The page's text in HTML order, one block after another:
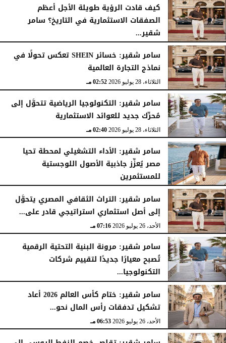
كيف قادت الرؤية طويلة الأجل أعظم
الصفقات الاستثمارية في التاريخ؟ سامر
شقير...
الثلاثاء، 28 يوليو 2026 03:49 مـ
سامر شقير: خسائر SHEIN تعكس تحولًا في
نماذج التجارة العالمية
الثلاثاء، 28 يوليو 2026 02:52 مـ
سامر شقير: التكنولوجيا الرياضية تتحوَّل إلى
مُحرِّك جديد للعوائد الاستثمارية
الثلاثاء، 28 يوليو 2026 02:40 مـ
سامر شقير: الأداء التشغيلي لمحطة تحيا
مصر يُعزِّز جاذبية الأصول اللوجستية
للمستثمرين
الأحد، 26 يوليو 2026 07:27 مـ
سامر شقير: التراث الثقافي المصري يتحوَّل
إلى أصل استثماري استراتيجي قادر على...
الأحد، 26 يوليو 2026 07:16 مـ
سامر شقير: مرونة البنية التحتية الرقمية
تُصبح معيارًا جديدًا لتقييم شركات
التكنولوجيا...
الأحد، 26 يوليو 2026 07:03 مـ
سامر شقير: ختام كأس العالم 2026 أعاد
تشكيل تدفقات رأس المال نحو...
الأحد، 26 يوليو 2026 06:53 مـ